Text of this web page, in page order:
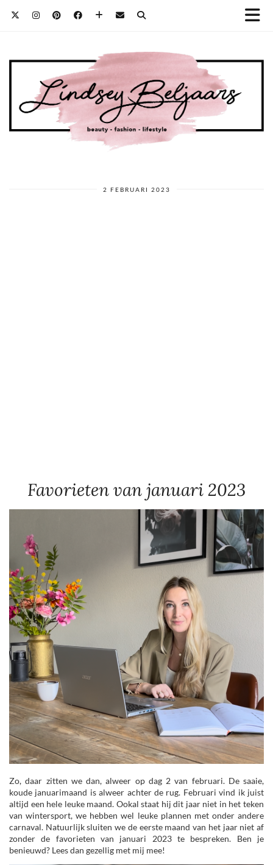
2 FEBRUARI 2023
Favorieten van januari 2023
Zo, daar zitten we dan, alweer op dag 2 van februari. De saaie,
koude januarimaand is alweer achter de rug. Februari vind ik juist
altijd een hele leuke maand. Ookal staat hij dit jaar niet in het teken
van wintersport, we hebben wel leuke plannen met onder andere
carnaval. Natuurlijk sluiten we de eerste maand van het jaar niet af
zonder de favorieten van januari 2023 te bespreken. Ben je
benieuwd? Lees dan gezellig met mij mee!